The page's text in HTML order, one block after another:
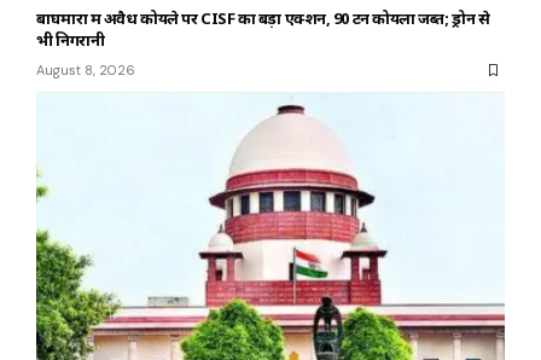
बाघमारा में अवैध कोयले पर CISF का बड़ा एक्शन, 90 टन कोयला जब्त; ड्रोन से
भी निगरानी
August 8, 2026